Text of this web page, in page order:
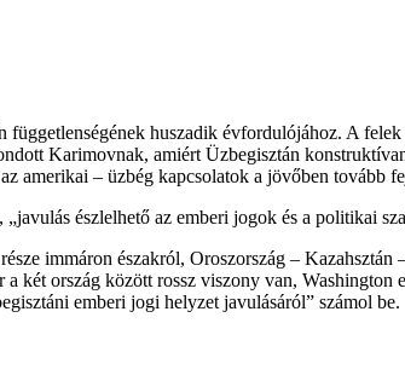
huszadik évfordulójához. A
Karimovnak, amiért Üzbegisztán
amerikai – üzbég kapcsolatok a jövőben tovább
észlelhető az emberi jogok és a politikai
immáron északról, Oroszország – Kazahsztán
két ország között rossz viszony van, Washington
emberi jogi helyzet javulásáról” számol be.